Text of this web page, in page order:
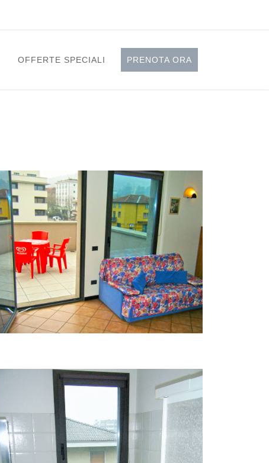
OFFERTE SPECIALI PRENOTA ORA